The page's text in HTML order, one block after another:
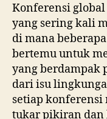
Konferensi
yang sering kali
di mana
bertemu untuk
yang berdampak
dari isu
setiap
tukar pikiran dan